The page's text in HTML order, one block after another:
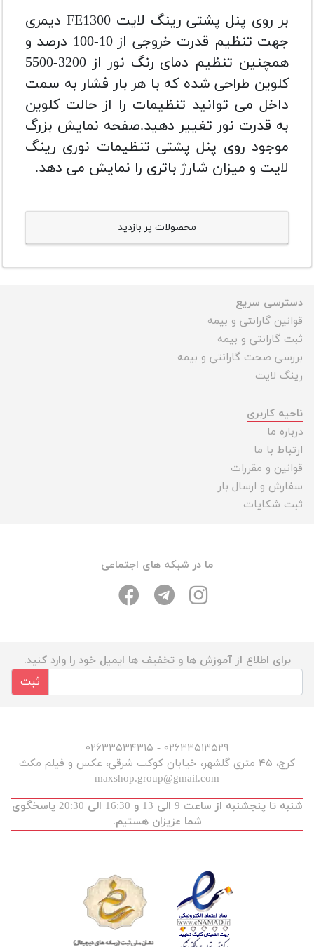
بر روی پنل پشتی رینگ لایت FE1300 دیمری
جهت تنظیم قدرت خروجی از 10-100 درصد و
همچنین تنظیم دمای رنگ نور از 3200-5500
کلوین طراحی شده که با هر بار فشار به سمت
داخل می توانید تنظیمات را از حالت کلوین
به قدرت نور تغییر دهید.صفحه نمایش بزرگ
موجود روی پنل پشتی تنظیمات نوری رینگ
لایت و میزان شارژ باتری را نمایش می دهد.
محصولات پر بازدید
دسترسی سریع
قوانین گارانتی و بیمه
ثبت گارانتی و بیمه
بررسی صحت گارانتی و بیمه
رینگ لایت
ناحیه کاربری
درباره ما
ارتباط با ما
قوانین و مقررات
سفارش و ارسال بار
ثبت شکایات
ما در شبکه های اجتماعی
برای اطلاع از آموزش ها و تخفیف ها ایمیل خود را وارد کنید.
ثبت
۰۲۶۳۳۵۱۳۵۲۹ - ۰۲۶۳۳۵۳۴۳۱۵
کرج، ۴۵ متری گلشهر، خیابان کوکب شرقی، عکس و فیلم مکث
maxshop.group@gmail.com
شنبه تا پنجشنبه از ساعت 9 الی 13 و 16:30 الی 20:30 پاسخگوی
شما عزیزان هستیم.